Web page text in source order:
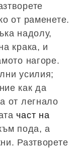
от раменете.
надолу,
крака, и
нагоре.
усилия;
как да
от легнало
част на
пода, а
Разтворете